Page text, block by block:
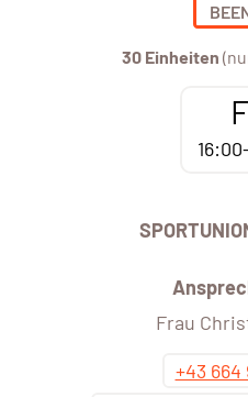
30 Einheiten
Frau
+43 664